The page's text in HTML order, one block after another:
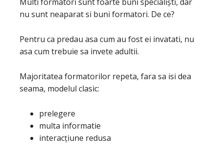
nu sunt neaparat si buni formatori. De ce?
Pentru ca predau asa cum au fost ei invatati, nu
asa cum trebuie sa invete adultii.
Majoritatea formatorilor repeta, fara sa isi dea
seama, modelul clasic:
prelegere
multa informatie
interacțiune redusa